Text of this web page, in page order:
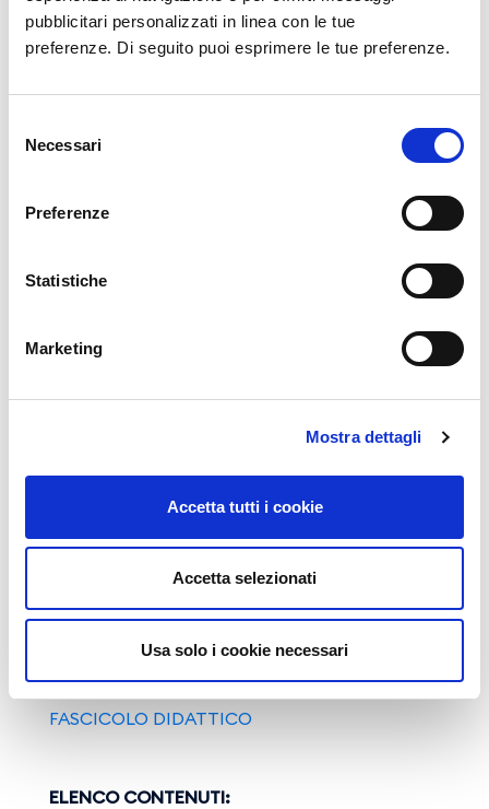
pubblicitari personalizzati in linea con le tue
preferenze. Di seguito puoi esprimere le tue preferenze.
delNecessari
Preferenze
Statistiche
Marketing
Mostra dettagli
Accetta tutti i cookie
Accetta selezionati
Usa solo i cookie necessari
sussistenza e alla validità/vigenza di:
TIA, tesserino di ingresso aeroportuale
le Società/Enti richiedenti emissione di
ilrilascio
prevede la partecipazione
al Recurrent Training da effettuarsi a
ilrinnovoprevede la partecipazione al
dal 46° ed entro il 48° mese dalla data di
rilascio.
FASCICOLO DIDATTICO
ELENCO CONTENUTI: